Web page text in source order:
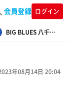
会員登録 ログイン
BIG BLUES 八千代ベイ東京
年08月14日 20:04